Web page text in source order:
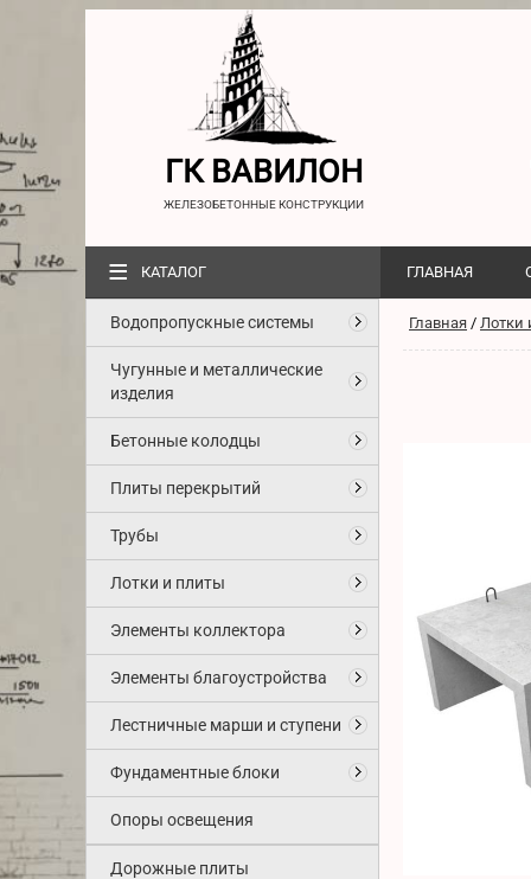
ГК ВАВИЛОН
ЖЕЛЕЗОБЕТОННЫЕ КОНСТРУКЦИИ
≡ КАТАЛОГ ГЛАВНАЯ
Водопропускные системы
Чугунные и металлические
изделия
Бетонные колодцы
Плиты перекрытий
Трубы
Лотки и плиты
Элементы коллектора
Элементы благоустройства
Лестничные марши и ступени
Фундаментные блоки
Опоры освещения
Дорожные плиты
Главная / Лотки